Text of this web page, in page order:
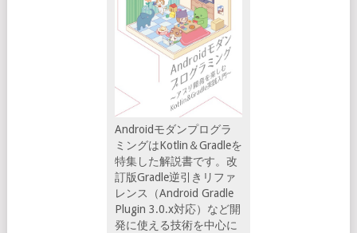
Androidモダンプログラ
ミングはKotlin＆Gradleを
特集した解説書です。改
訂版Gradle逆引きリファ
レンス（Android Gradle
Plugin 3.0.x対応）など開
発に使える技術を中心に